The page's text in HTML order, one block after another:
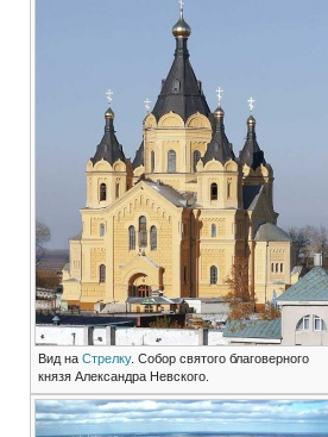
Вид на Стрелку. Собор святого благоверного
князя Александра Невского.